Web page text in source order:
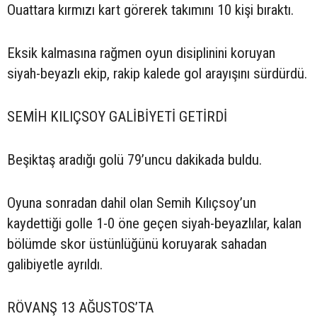
Ouattara kırmızı kart görerek takımını 10 kişi bıraktı.
Eksik kalmasına rağmen oyun disiplinini koruyan
siyah-beyazlı ekip, rakip kalede gol arayışını sürdürdü.
SEMİH KILIÇSOY GALİBİYETİ GETİRDİ
Beşiktaş aradığı golü 79’uncu dakikada buldu.
Oyuna sonradan dahil olan Semih Kılıçsoy’un
kaydettiği golle 1-0 öne geçen siyah-beyazlılar, kalan
bölümde skor üstünlüğünü koruyarak sahadan
galibiyetle ayrıldı.
RÖVANŞ 13 AĞUSTOS’TA